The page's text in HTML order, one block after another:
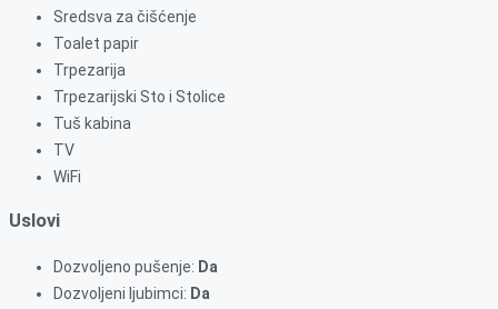
Sredsva za čišćenje
Toalet papir
Trpezarija
Trpezarijski Sto i Stolice
Tuš kabina
TV
WiFi
Uslovi
Dozvoljeno pušenje: Da
Dozvoljeni ljubimci: Da